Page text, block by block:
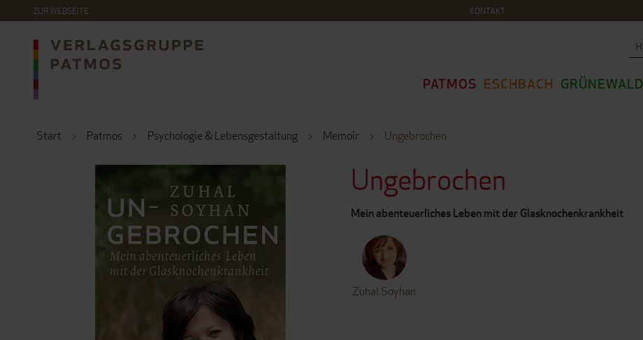
ZUR WEBSEITE KONTAKT
DIREKT
INHALT
PATMOS ESCHBACH GRÜNEWALD
Start Patmos Psychologie & Lebensgestaltung Memoir Ungebrochen
Ungebrochen
Mein abenteuerliches Leben mit der Glasknochenkrankheit
Zuhal Soyhan
DER
BILDERGALERIE
SPRINGEN